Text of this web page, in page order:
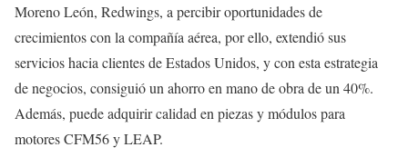
Moreno León, Redwings, a percibir oportunidades de
crecimientos con la compañía aérea, por ello, extendió sus
servicios hacia clientes de Estados Unidos, y con esta estrategia
de negocios, consiguió un ahorro en mano de obra de un 40%.
Además, puede adquirir calidad en piezas y módulos para
motores CFM56 y LEAP.